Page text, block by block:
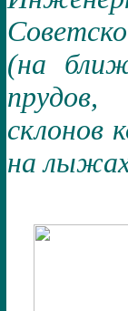
(на
склонов
на